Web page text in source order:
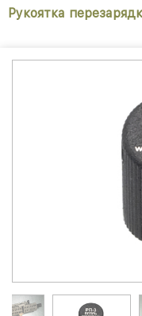
Рукоятка